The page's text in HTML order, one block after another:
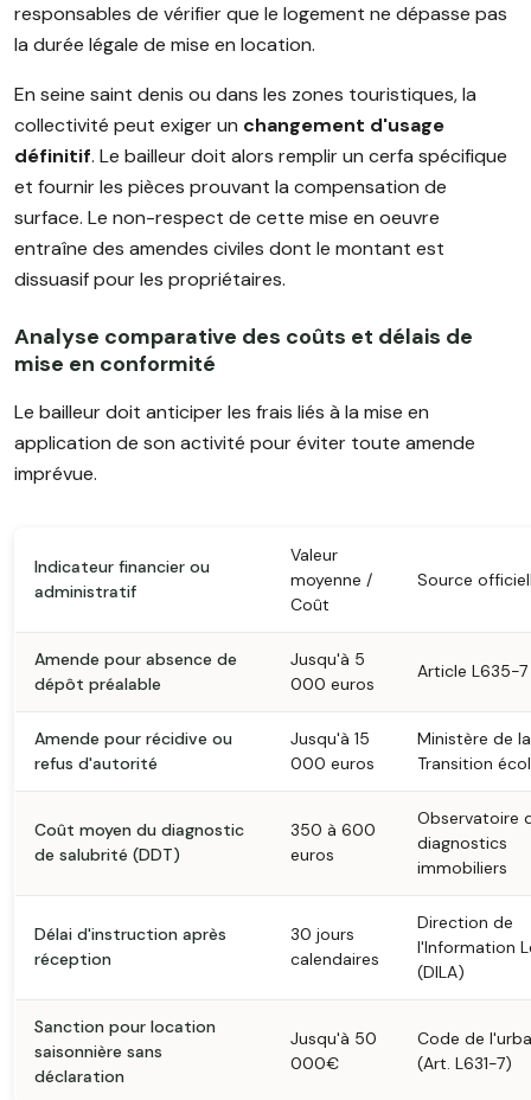
responsables de vérifier que le logement ne dépasse pas
la durée légale de mise en location.
En seine saint denis ou dans les zones touristiques, la
collectivité peut exiger un changement d'usage
définitif. Le bailleur doit alors remplir un cerfa spécifique
et fournir les pièces prouvant la compensation de
surface. Le non-respect de cette mise en oeuvre
entraîne des amendes civiles dont le montant est
dissuasif pour les propriétaires.
Analyse comparative des coûts et délais de
mise en conformité
Le bailleur doit anticiper les frais liés à la mise en
application de son activité pour éviter toute amende
imprévue.
Indicateur financier ou
administratif
Valeur
moyenne /
Coût
Source
Amende pour absence de
dépôt préalable
Jusqu'à 5
000 euros
Article L635-
Amende pour récidive ou
refus d'autorité
Jusqu'à 15
000 euros
Ministère de la
Transition
Coût moyen du diagnostic
de salubrité (DDT)
350 à 600
euros
Observatoire
diagnostics
immobiliers
Délai d'instruction après
réception
30 jours
calendaires
Direction de
l'Information
(DILA)
Sanction pour location
saisonnière sans
déclaration
Jusqu'à 50
000€
Code de
(Art. L631-7)